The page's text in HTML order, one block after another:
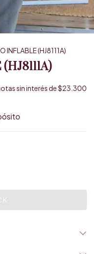
INFLABLE (HJ8111A)
sin interés de$23.300